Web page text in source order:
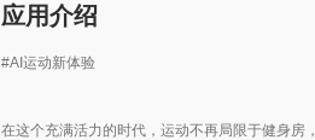
应用介绍
#AI运动新体验
在这个充满活力的时代，运动不再局限于健身房